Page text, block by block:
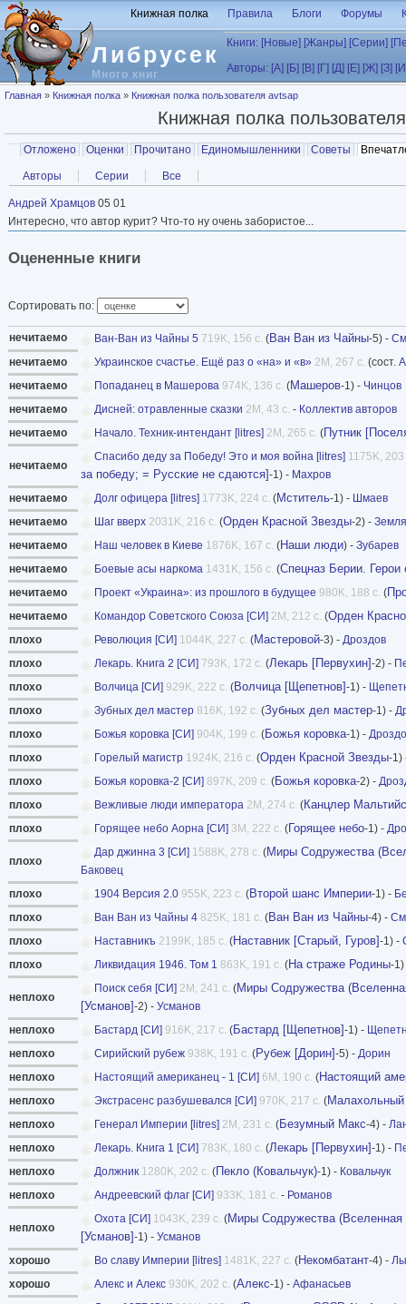
Перейти к основному содержанию
Либрусек
Много книг
Книжная полка Правила Блоги Форумы
Книги: [Новые] [Жанры] [Серии]
Авторы: [А] [Б] [В] [Г] [Д] [Е] [Ж] [З]
Вы здесь
Главная » Книжная полка » Книжная полка пользователя avtsap
Книжная полка
Главные вкладки
Отложено Оценки Прочитано Единомышленники Советы
Вторичные вкладки
Авторы Серии Все
Андрей Храмцов 05 01
Интересно, что автор курит? Что-то ну очень забористое...
Оцененные книги
Сортировать по:
нечитаемо Ван-Ван из Чайны 5 719K, 156 с. (Ван Ван из Чайны-5) -
нечитаемо
Украинское счастье. Ещё раз о «на» и «в» 2M, 267 с. (сост.
нечитаемо
Попаданец в Машерова 974K, 136 с. (Машеров-1) - Чинцов
нечитаемо
Дисней: отравленные сказки 2M, 43 с. - Коллектив авторов
нечитаемо
Начало. Техник-интендант [litres] 2M, 265 с. (Путник
нечитаемо
Спасибо деду за Победу! Это и моя война [litres] 1175K, 203
за победу; = Русские не сдаются]-1) - Махров
нечитаемо
Долг офицера [litres] 1773K, 224 с. (Мститель-1) - Шмаев
нечитаемо
Шаг вверх 2031K, 216 с. (Орден Красной Звезды-2) -
нечитаемо
Наш человек в Киеве 1876K, 167 с. (Наши люди) - Зубарев
нечитаемо
Боевые асы наркома 1431K, 156 с. (Спецназ Берии. Герои
нечитаемо Проект «Украина»: из прошлого в будущее 980K, 188 с. (
нечитаемо Командор Советского Союза [СИ] 2M, 212 с. (Орден
плохо Революция [СИ] 1044K, 227 с. (Мастеровой-3) - Дроздов
плохо
Лекарь. Книга 2 [СИ] 793K, 172 с. (Лекарь [Первухин]-2) -
плохо
Волчица [СИ] 929K, 222 с. (Волчица [Щепетнов]-1) -
плохо
Зубных дел мастер 816K, 192 с. (Зубных дел мастер-1) -
плохо
Божья коровка [СИ] 904K, 199 с. (Божья коровка-1) -
плохо
Горелый магистр 1924K, 216 с. (Орден Красной Звезды-1)
плохо
Божья коровка-2 [СИ] 897K, 209 с. (Божья коровка-2) -
плохо
Вежливые люди императора 2M, 274 с. (Канцлер
плохо Горящее небо Аорна [СИ] 3M, 222 с. (Горящее небо-1) -
плохо
Дар джинна 3 [СИ] 1588K, 278 с. (Миры Содружества
Баковец
плохо
1904 Версия 2.0 955K, 223 с. (Второй шанс Империи-1) -
плохо
Ван Ван из Чайны 4 825K, 181 с. (Ван Ван из Чайны-4) -
плохо
Наставникъ 2199K, 185 с. (Наставник [Старый, Гуров]-1) -
плохо
Ликвидация 1946. Том 1 863K, 191 с. (На страже Родины-
неплохо
Поиск себя [СИ] 2M, 241 с. (Миры Содружества
[Усманов]-2) - Усманов
неплохо
Бастард [СИ] 916K, 217 с. (Бастард [Щепетнов]-1) -
неплохо
Сирийский рубеж 938K, 191 с. (Рубеж [Дорин]-5) - Дорин
неплохо
Настоящий американец - 1 [СИ] 6M, 190 с. (Настоящий
неплохо Экстрасенс разбушевался [СИ] 970K, 217 с. (Малахольный
неплохо Генерал Империи [litres] 2M, 231 с. (Безумный Макс-4) -
неплохо
Лекарь. Книга 1 [СИ] 783K, 180 с. (Лекарь [Первухин]-1) -
неплохо
Должник 1280K, 202 с. (Пекло (Ковальчук)-1) - Ковальчук
неплохо
Андреевский флаг [СИ] 933K, 181 с. - Романов
неплохо
Охота [СИ] 1043K, 239 с. (Миры Содружества (Вселенная
[Усманов]-1) - Усманов
хорошо
Во славу Империи [litres] 1481K, 227 с. (Некомбатант-4) -
хорошо
Алекс и Алекс 930K, 202 с. (Алекс-1) - Афанасьев